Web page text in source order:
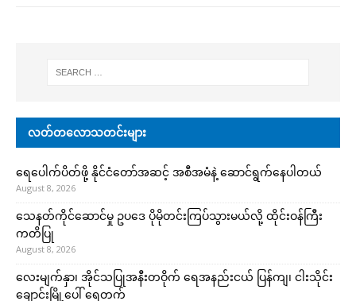
လတ်တလောသတင်းများ
ရေပေါက်ပိတ်ဖို့ နိုင်ငံတော်အဆင့် အစီအမံနဲ့ ဆောင်ရွက်နေပါတယ်
August 8, 2026
သေနတ်ကိုင်ဆောင်မှု ဥပဒေ ပိုမိုတင်းကြပ်သွားမယ်လို့ ထိုင်းဝန်ကြီး
ကတိပြု
August 8, 2026
လေးမျက်နှာ၊ အိုင်သပြုအနီးတဝိုက် ရေအနည်းငယ် ပြန်ကျ၊ ငါးသိုင်း
ချောင်းမြို့ပေါ် ရေတက်